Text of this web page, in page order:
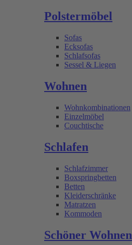
Polstermöbel
Sofas
Ecksofas
Schlafsofas
Sessel & Liegen
Wohnen
Wohnkombinationen
Einzelmöbel
Couchtische
Schlafen
Schlafzimmer
Boxspringbetten
Betten
Kleiderschränke
Matratzen
Kommoden
Schöner Wohnen